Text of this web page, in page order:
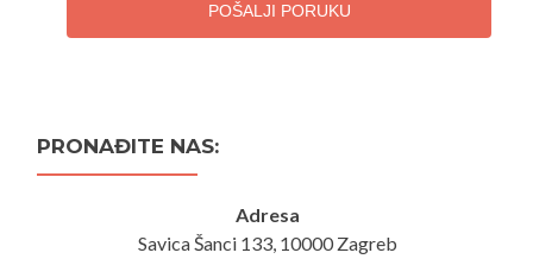
POŠALJI PORUKU
PRONAĐITE NAS:
Adresa
Savica Šanci 133, 10000 Zagreb